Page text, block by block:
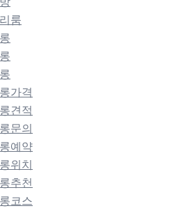
룸
가격
견적
문의
예약
위치
추천
코스